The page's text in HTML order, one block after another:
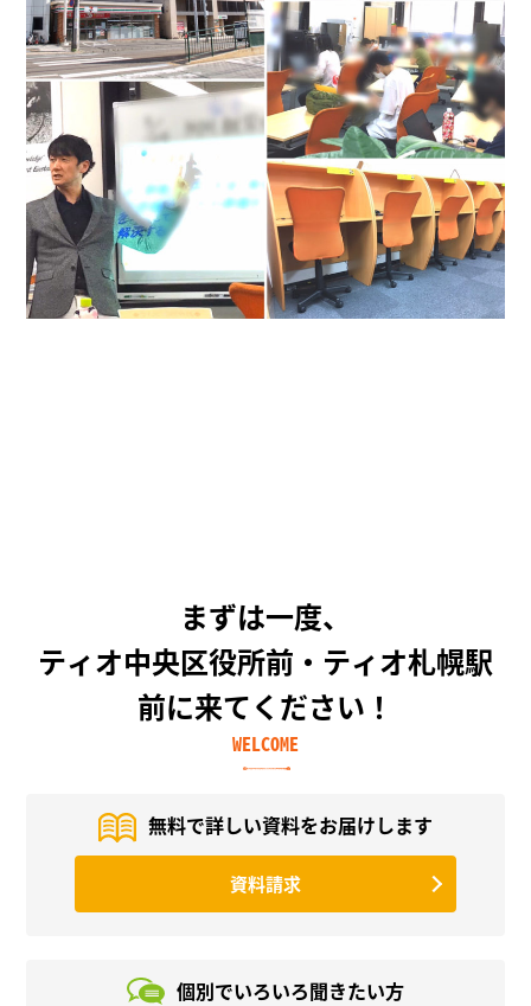
まずは一度、
ティオ中央区役所前・ティオ札幌駅
前に来てください！
WELCOME
無料で詳しい資料をお届けします
資料請求
個別でいろいろ聞きたい方